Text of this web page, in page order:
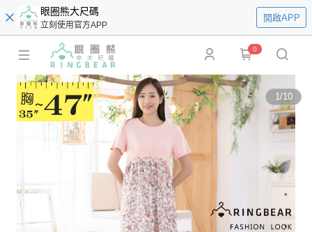
眼圈熊大尺碼
立刻使用官方APP
開啟APP
0
1/10